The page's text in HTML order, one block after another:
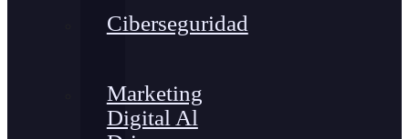
Ciberseguridad
Marketing
Digital Al